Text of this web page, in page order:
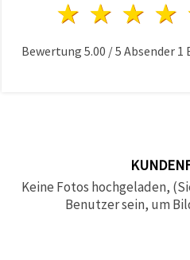
3
2
1 Stern
Bewertung 5.00 /5 Absender 1
Keine Fotos hochgeladen,
Benutzer sein, um